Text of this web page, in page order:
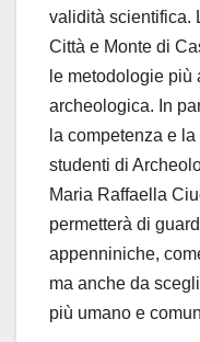
validità scientifica.
Città e Monte di
le metodologie più
archeologica. In
la competenza e
studenti di
Maria Raffaella
permetterà di
appenniniche,
ma anche da
più umano e